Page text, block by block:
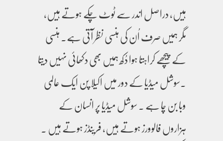
ہیں، دراصل اندر سے ٹوٹ چکے ہوتے ہیں،
مگر ہمیں صرف اُن کی ہنسی نظر آتی ہے۔ ہنسی
کے پیچھے کراہتا ہوا دُکھ ہمیں بھی دکھائی نہیں دیتا
۔سوشل میڈیا کے دور میں اکیلا پن ایک عالمی
وبا بن چا ہے ۔ سوشل میڈیا پر انسان کے
ہزاروں فالوورز ہوتے ہیں، فرینڈز ہوتے ہیں ۔